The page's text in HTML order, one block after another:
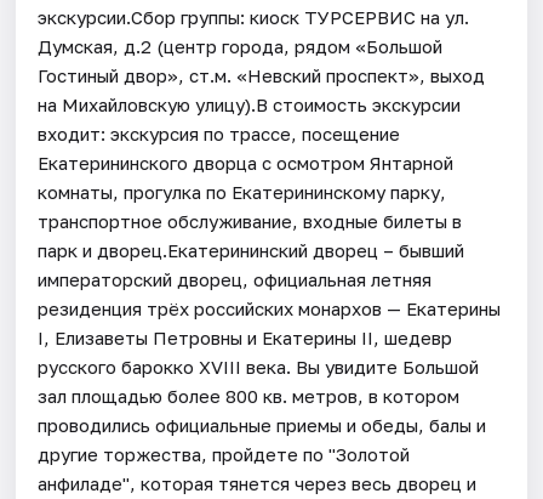
экскурсии.Сбор группы: киоск ТУРСЕРВИС на ул.
Думская, д.2 (центр города, рядом «Большой
Гостиный двор», ст.м. «Невский проспект», выход
на Михайловскую улицу).В стоимость экскурсии
входит: экскурсия по трассе, посещение
Екатерининского дворца с осмотром Янтарной
комнаты, прогулка по Екатерининскому парку,
транспортное обслуживание, входные билеты в
парк и дворец.Екатерининский дворец – бывший
императорский дворец, официальная летняя
резиденция трёх российских монархов — Екатерины
I, Елизаветы Петровны и Екатерины II, шедевр
русского барокко XVIII века. Вы увидите Большой
зал площадью более 800 кв. метров, в котором
проводились официальные приемы и обеды, балы и
другие торжества, пройдете по "Золотой
анфиладе", которая тянется через весь дворец и